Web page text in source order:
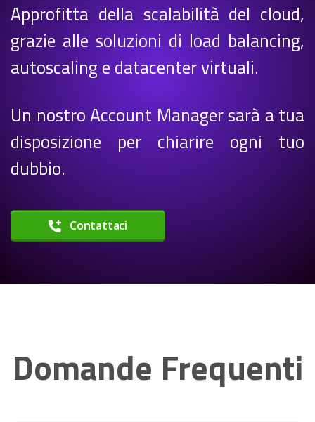
Approfitta della scalabilità del cloud,
grazie alle soluzioni di load balancing,
autoscaling e datacenter virtuali.
Un nostro Account Manager sarà a tua
disposizione per chiarire ogni tuo
dubbio.
Contattaci
Domande Frequenti